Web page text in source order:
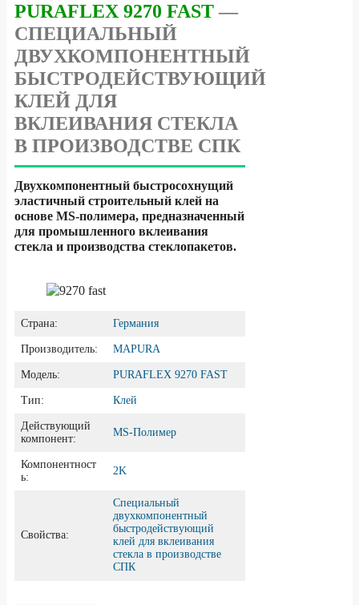
PURAFLEX 9270 FAST —
СПЕЦИАЛЬНЫЙ
ДВУХКОМПОНЕНТНЫЙ
БЫСТРОДЕЙСТВУЮЩИЙ
КЛЕЙ ДЛЯ
ВКЛЕИВАНИЯ СТЕКЛА
В ПРОИЗВОДСТВЕ СПК
Двухкомпонентный быстросохнущий
эластичный строительный клей на
основе MS-полимера, предназначенный
для промышленного вклеивания
стекла и производства стеклопакетов.
Страна: Германия
Производитель: MAPURA
Модель: PURAFLEX 9270 FAST
Тип: Клей
Действующий
компонент:
MS-Полимер
Компонентност
ь:
2K
Свойства:
Специальный
двухкомпонентный
быстродействующий
клей для вклеивания
стекла в производстве
СПК